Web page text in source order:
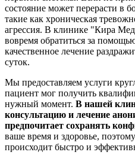
состояние может перерасти в
такие как хроническая
агрессия. В клинике "Кира
вовремя обратиться за
качественное лечение
суток.
Мы предоставляем услуги
пациент мог получить
нужный момент. В нашей
консультацию и лечение
предпочитает сохранять
ваше время и здоровье,
происходит быстро и